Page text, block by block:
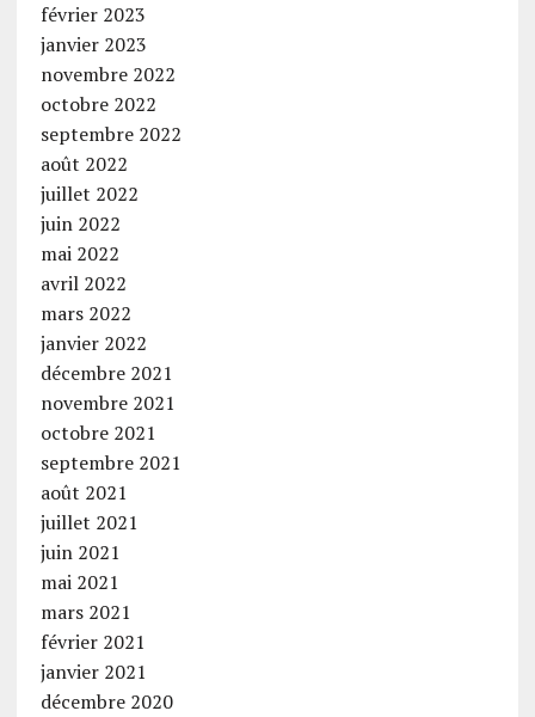
février 2023
janvier 2023
novembre 2022
octobre 2022
septembre 2022
août 2022
juillet 2022
juin 2022
mai 2022
avril 2022
mars 2022
janvier 2022
décembre 2021
novembre 2021
octobre 2021
septembre 2021
août 2021
juillet 2021
juin 2021
mai 2021
mars 2021
février 2021
janvier 2021
décembre 2020